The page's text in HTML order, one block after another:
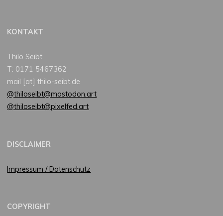
KONTAKT
Thilo Seibt
T: 0171 5467362
mail [at] thilo-seibt.de
@thiloseibt@mastodon.art
@thiloseibt@pixelfed.art
DISCLAIMER
Impressum / Datenschutz
COPYRIGHT